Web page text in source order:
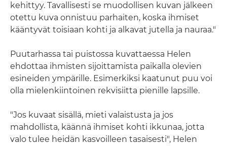
kehittyy. Tavallisesti se muodollisen kuvan jälkeen
otettu kuva onnistuu parhaiten, koska ihmiset
kääntyvät toisiaan kohti ja alkavat jutella ja nauraa."
Puutarhassa tai puistossa kuvattaessa Helen
ehdottaa ihmisten sijoittamista paikalla olevien
esineiden ympärille. Esimerkiksi kaatunut puu voi
olla mielenkiintoinen rekvisiitta pienille lapsille.
"Jos kuvaat sisällä, mieti valaistusta ja jos
mahdollista, käännä ihmiset kohti ikkunaa, jotta
valo tulee heidän kasvoilleen tasaisesti", Helen